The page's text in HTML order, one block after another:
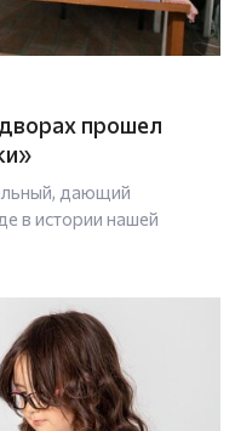
прошел
дающий
в истории нашей